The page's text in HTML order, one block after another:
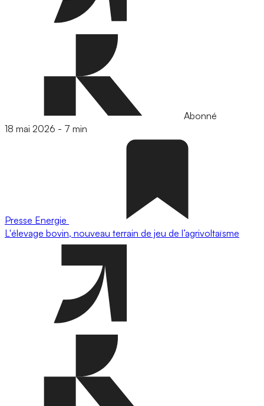
Abonné
18 mai 2026 - 7 min
Presse Energie
L'élevage bovin, nouveau terrain de jeu de l’agrivoltaïsme